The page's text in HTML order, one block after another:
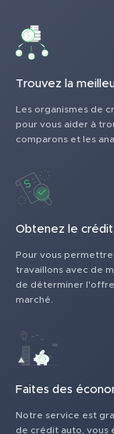
Trouvez la
Les organismes de
pour vous aider à
comparons et les
Obtenez le
Pour vous
travaillons avec de
de déterminer l'offre
marché.
Faites des
Notre service est
de crédit auto, vous